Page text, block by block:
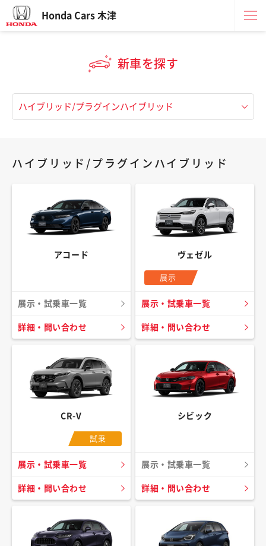
Honda Cars 木津
新車を探す
ハイブリッド/プラグインハイブリッド
アコード
展示・試乗車一覧
詳細・問い合わせ
ヴェゼル
展示
展示・試乗車一覧
詳細・問い合わせ
CR-V
試乗
展示・試乗車一覧
詳細・問い合わせ
シビック
展示・試乗車一覧
詳細・問い合わせ